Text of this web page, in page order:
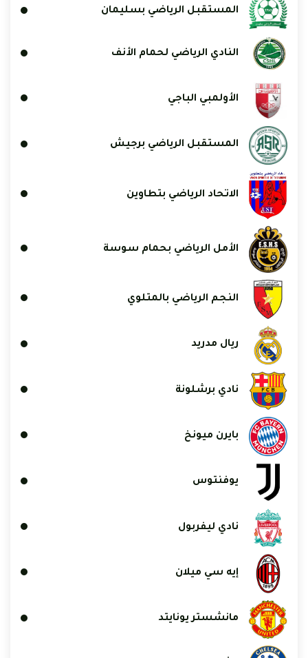
المستقبل الرياضي بسليمان
النادي الرياضي لحمام الأنف
الأولمبي الباجي
المستقبل الرياضي برجيش
الاتحاد الرياضي بتطاوين
الأمل الرياضي بحمام سوسة
النجم الرياضي بالمتلوي
ريال مدريد
نادي برشلونة
بايرن ميونخ
يوفنتوس
نادي ليفربول
إيه سي ميلان
مانشستر يونايتد